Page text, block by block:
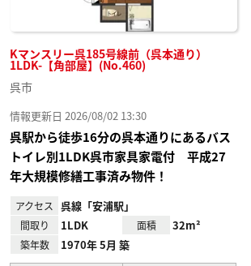
Kマンスリー呉185号線前（呉本通り）
1LDK-【角部屋】(No.460)
呉市
情報更新日 2026/08/02 13:30
呉駅から徒歩16分の呉本通りにあるバス
トイレ別1LDK呉市家具家電付 平成27
年大規模修繕工事済み物件！
アクセス 呉線「安浦駅」
間取り 1LDK 面積 32m²
築年数 1970年 5月 築